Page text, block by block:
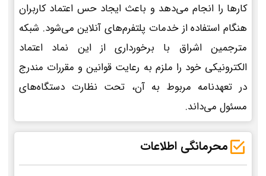
کارها را انجام می‌دهد و باعث ایجاد حس اعتماد کاربران
هنگام استفاده از خدمات پلتفرم‌های آنلاین می‌شود. شبکه
مترجمین اشراق با برخورداری از این نماد اعتماد
الکترونیکی خود را ملزم به رعایت قوانین و مقررات مندرج
در تعهدنامه مربوط به آن، تحت نظارت دستگاه‌های
مسئول می‌داند.
محرمانگی اطلاعات